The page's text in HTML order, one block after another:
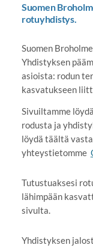
Suomen
rotuyhdistys.
Suomen
Yhdistyksen
asioista: rodun
kasvatukseen
Sivuiltamme
rodusta ja
löydä täältä
yhteystietomme
Tutustuaksesi
lähimpään
sivulta.
Yhdistyksen